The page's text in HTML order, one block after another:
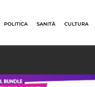
POLITICA SANITÀ CULTURA